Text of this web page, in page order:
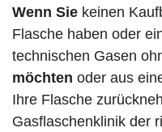
Wenn Sie keinen
Flasche haben oder
technischen Gasen
möchten oder aus
Ihre Flasche
Gasflaschenklinik der